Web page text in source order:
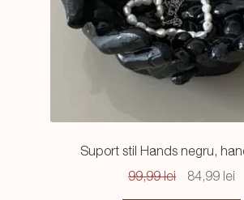
Suport stil Hands negru,
99,99lei
Prețul
84,99 lei